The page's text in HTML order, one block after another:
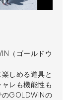
（ゴールドウ
しめる道具と
レも機能性も
のGOLDWINの